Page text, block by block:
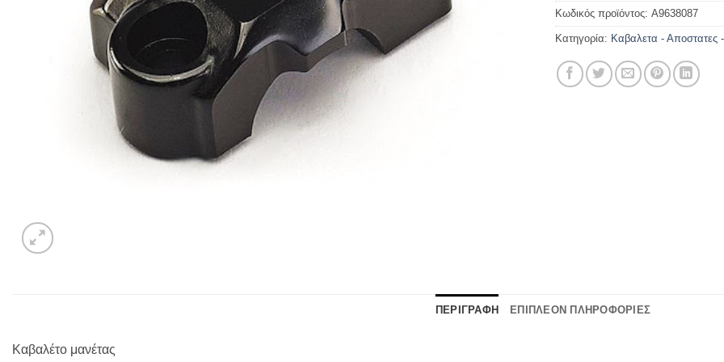
Κωδικός προϊόντος: A9638087
Κατηγορία: Καβαλετα - Αποστατες
ΠΕΡΙΓΡΑΦΗ ΕΠΙΠΛΕΟΝ ΠΛΗΡΟΦΟΡΙΕΣ
Καβαλέτο μανέτας